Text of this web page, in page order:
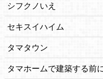
シフクノいえ
セキスイハイム
タマタウン
タマホームで建築する前